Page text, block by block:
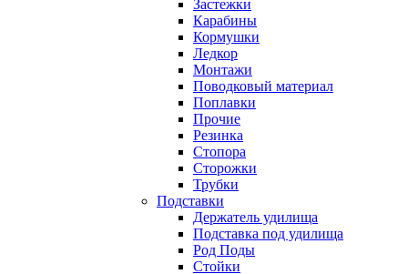
Застежки
Карабины
Кормушки
Ледкор
Монтажи
Поводковый материал
Поплавки
Прочие
Резинка
Стопора
Сторожки
Трубки
Подставки
Держатель удилища
Подставка под удилища
Род Поды
Стойки